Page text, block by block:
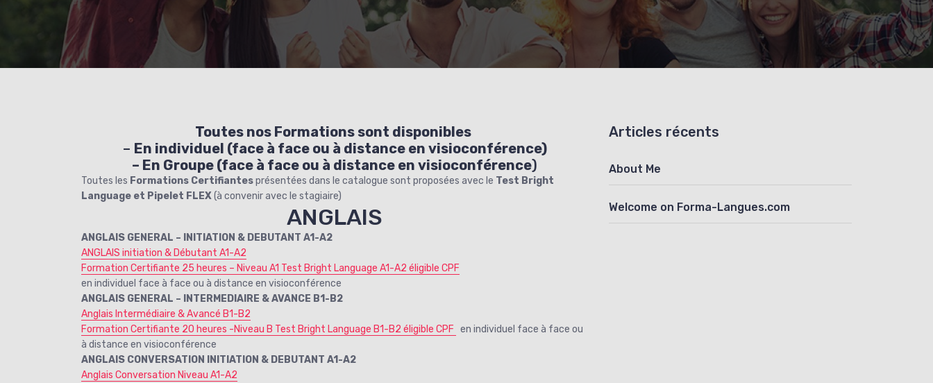
Toutes nos Formations sont disponibles
– En individuel (face à face ou à distance en visioconférence)
– En Groupe (face à face ou à distance en visioconférence)
Toutes les Formations Certifiantesprésentées dans le catalogue sont proposées avec le Test Bright
Language et Pipelet FLEX(à convenir avec le stagiaire)
ANGLAIS
ANGLAIS GENERAL – INITIATION & DEBUTANT A1-A2
ANGLAIS initiation & Débutant A1-A2
Formation Certifiante 25 heures – Niveau A1 Test Bright Language A1-A2 éligible CPF
en individuel face à face ou à distance en visioconférence
ANGLAIS GENERAL – INTERMEDIAIRE & AVANCE B1-B2
Anglais Intermédiaire & Avancé B1-B2
Formation Certifiante 20 heures -Niveau B Test Bright Language B1-B2 éligible CPF en individuel face à face ou
à distance en visioconférence
ANGLAIS CONVERSATION INITIATION & DEBUTANT A1-A2
Anglais Conversation Niveau A1-A2
Articles récents
About Me
Welcome on Forma-Langues.com